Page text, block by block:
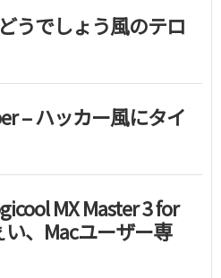
うでしょう風のテロ
– ハッカー風にタイ
MX Master 3 for
い、Macユーザー専